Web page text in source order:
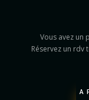
Vous avez un
Réservez un rdv